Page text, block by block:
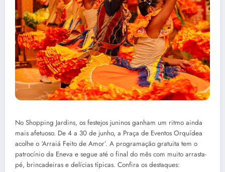
No Shopping Jardins, os festejos juninos ganham um ritmo ainda
mais afetuoso. De 4 a 30 de junho, a Praça de Eventos Orquídea
acolhe o ‘Arraiá Feito de Amor’. A programação gratuita tem o
patrocínio da Eneva e segue até o final do mês com muito arrasta-
pé, brincadeiras e delícias típicas. Confira os destaques: